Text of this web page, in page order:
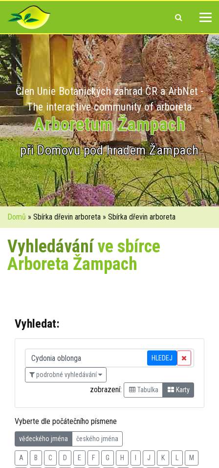
Člen Unie Botanických zahrad ČR a ArbNet -
The interactive community of arboreta
Arboretum Žampach
při Domovu pod hradem Žampach
Domů » Sbírka dřevin arboreta » Sbírka dřevin arboreta
Vyhledáváníve sbírce
Arboreta Žampach
Vyhledat:
HLEDEJ
podrobné vyhledávání
zobrazení: Tabulka Karty
Vyberte dle počátečního písmene
vědeckého jména českého jména
A B C D E F G H J K M